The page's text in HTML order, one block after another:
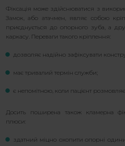
Фіксація може здійснюватися з
Замок, або атачмен, являє собою
приєднується до опорного зуба, а
каркасу. Переваги такого кріплення:
дозволяє надійно зафіксувати
має тривалий термін служби;
є непомітною, коли пацієнт
Досить поширена також кламерна
плюси:
здатний міцно охопити опорні